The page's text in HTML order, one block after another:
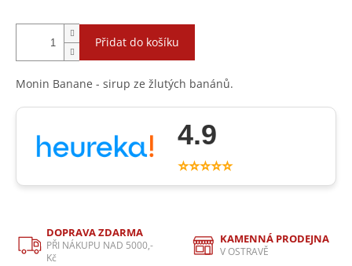
Přidat do košíku
Monin Banane - sirup ze žlutých banánů.
4.9
⭐⭐⭐⭐⭐
DOPRAVA ZDARMA
PŘI NÁKUPU NAD 5000,-
Kč
KAMENNÁ PRODEJNA
V OSTRAVĚ